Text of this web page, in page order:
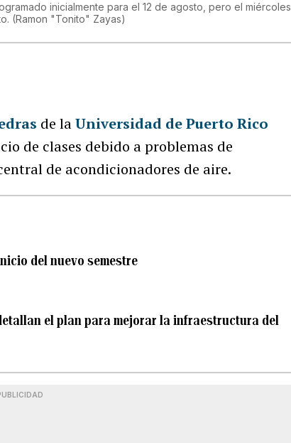
inicialmente para el 12 de agosto, pero el miércoles
(Ramon "Tonito" Zayas)
de laUniversidad de Puerto Rico
de clases debido a problemas de
de acondicionadores de aire.
del nuevo semestre
el plan para mejorar la infraestructura del